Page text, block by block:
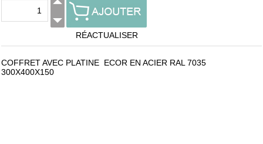
RÉACTUALISER
COFFRET AVEC PLATINE ECOR EN ACIER RAL 7035
300X400X150